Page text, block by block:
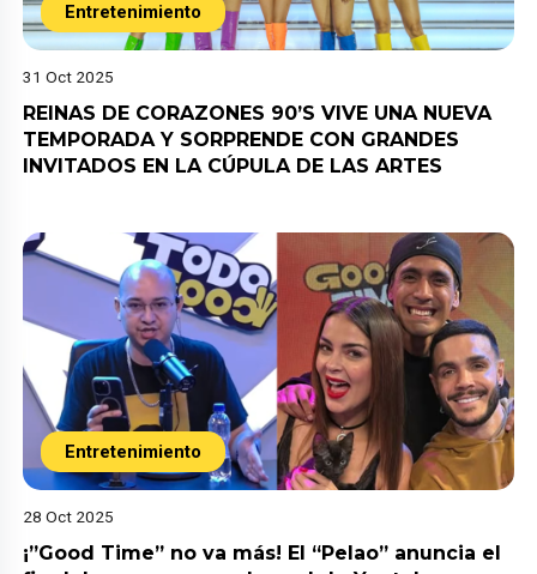
Entretenimiento
31 Oct 2025
REINAS DE CORAZONES 90’S VIVE UNA NUEVA
TEMPORADA Y SORPRENDE CON GRANDES
INVITADOS EN LA CÚPULA DE LAS ARTES
Entretenimiento
28 Oct 2025
¡”Good Time” no va más! El “Pelao” anuncia el